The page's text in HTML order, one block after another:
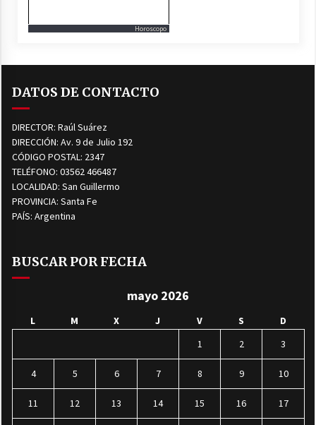
Horoscopo
DATOS DE CONTACTO
DIRECTOR: Raúl Suárez
DIRECCIÓN: Av. 9 de Julio 192
CÓDIGO POSTAL: 2347
TELÉFONO: 03562 466487
LOCALIDAD: San Guillermo
PROVINCIA: Santa Fe
PAÍS: Argentina
BUSCAR POR FECHA
mayo 2026
L M X J V S
D
1
2 3
4 5 6 7 8 9 10
11 12 13 14 15 16 17